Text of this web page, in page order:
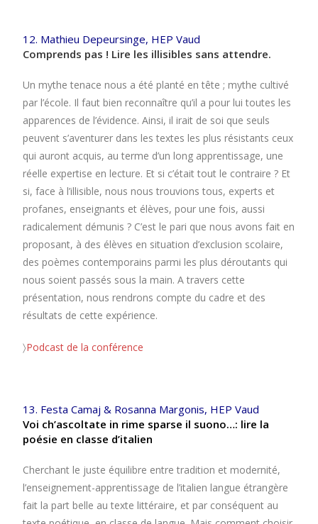
12. Mathieu Depeursinge, HEP Vaud
Comprends pas ! Lire les illisibles sans attendre.
Un mythe tenace nous a été planté en tête ; mythe cultivé
par l’école. Il faut bien reconnaître qu’il a pour lui toutes les
apparences de l’évidence. Ainsi, il irait de soi que seuls
peuvent s’aventurer dans les textes les plus résistants ceux
qui auront acquis, au terme d’un long apprentissage, une
réelle expertise en lecture. Et si c’était tout le contraire ? Et
si, face à l’illisible, nous nous trouvions tous, experts et
profanes, enseignants et élèves, pour une fois, aussi
radicalement démunis ? C’est le pari que nous avons fait en
proposant, à des élèves en situation d’exclusion scolaire,
des poèmes contemporains parmi les plus déroutants qui
nous soient passés sous la main. A travers cette
présentation, nous rendrons compte du cadre et des
résultats de cette expérience.
〉Podcast de la conférence
13. Festa Camaj & Rosanna Margonis, HEP Vaud
Voi ch’ascoltate in rime sparse il suono…: lire la
poésie en classe d’italien
Cherchant le juste équilibre entre tradition et modernité,
l’enseignement-apprentissage de l’italien langue étrangère
fait la part belle au texte littéraire, et par conséquent au